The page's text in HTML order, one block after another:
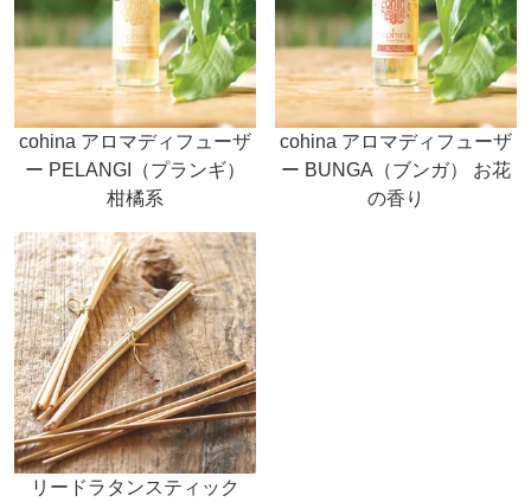
cohina アロマディフューザ
ー PELANGI（プランギ）
柑橘系
cohina アロマディフューザ
ー BUNGA（ブンガ） お花
の香り
リードラタンスティック